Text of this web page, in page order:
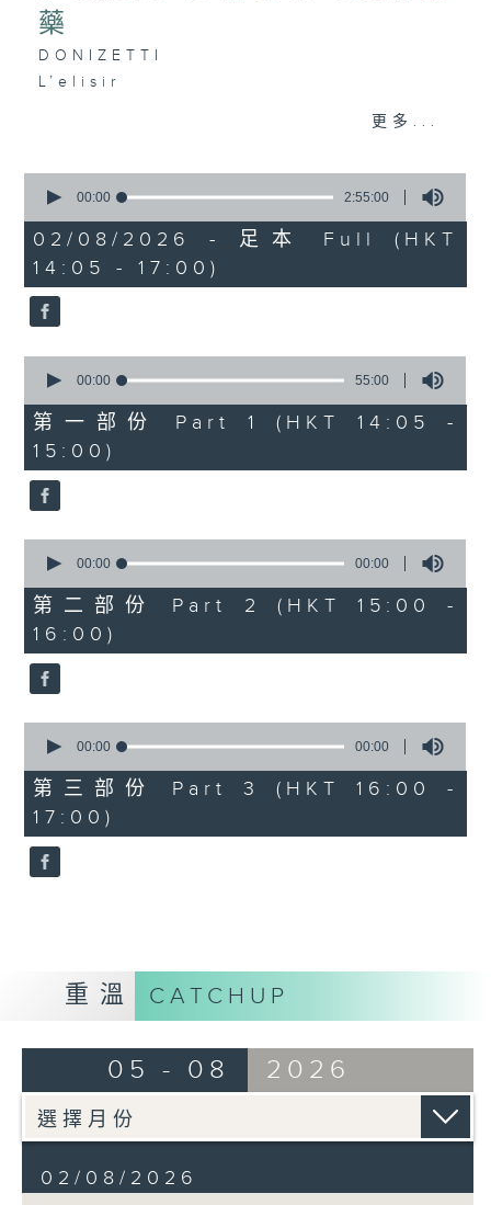
藥
DONIZETTI
L’elisir
Nemorino: Luciano Pavarotti
Belcore: Dominic Cossa (baritone)
Dulcamara: Spiro Malas (bass)
Giannetta: Maria Casula (soprano)
Ambrosian Opera Chorus / English
Bonynge (conductor)
多尼采蒂
《愛情靈
藥》
140’
奈莫利諾：巴筏諾堤（男高音）
杜卡馬拉：馬勒斯（男低音）
珍內塔：卡素拉（女高音）
亞布斯安歌劇合唱團 / 英國室樂團 / 邦
Gaetano Donizetti’s L’elisir
d’amore, first performed in
1832, is one of the most
charming and beloved works in
with light-hearted humour, the
opera tells a simple yet
touching story of love,
innocence, and self-discovery,
and continues to delight
audiences with its warmth and
更多...
seconds
2
hours,
55
minutes,
0
seconds
00:00 2:55:00
02/08/2026 - 足本 Full (HKT
14:05 - 17:00)
seconds
55
minutes,
0
seconds
00:00 55:00
第一部份 Part 1 (HKT 14:05 -
15:00)
seconds
0
seconds
00:00 00:00
第二部份 Part 2 (HKT 15:00 -
16:00)
seconds
0
seconds
00:00 00:00
第三部份 Part 3 (HKT 16:00 -
17:00)
重溫 CATCHUP
05 - 08 2026
02/08/2026